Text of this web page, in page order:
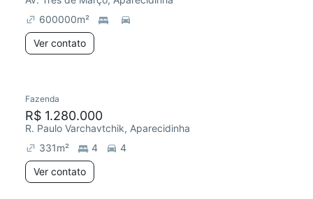
600000m²
Ver contato
Fazenda
R$ 1.280.000
R. Paulo Varchavtchik, Aparecidinha
331m² 4
4
Ver contato